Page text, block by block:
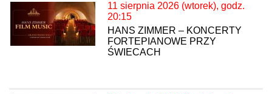
11 sierpnia 2026 (wtorek), godz.
20:15
HANS ZIMMER – KONCERTY
FORTEPIANOWE PRZY
ŚWIECACH